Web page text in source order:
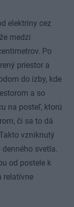
elektriny cez
medzi
Po
priestor a
do izby, kde
a so
na posteľ, ktorú
či sa to dá
vzniknutý
svetla.
od postele k
relatívne